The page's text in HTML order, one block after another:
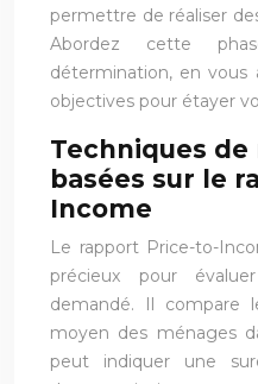
permettre de réaliser
Abordez cette
détermination, en vous
objectives pour étayer
Techniques
basées sur le
Income
Le rapport Price-to-
précieux pour
demandé. Il compare
moyen des ménages
peut indiquer une